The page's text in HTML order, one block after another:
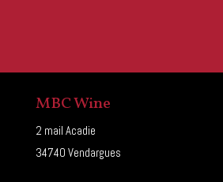
MBC Wine
2 mail Acadie
34740 Vendargues